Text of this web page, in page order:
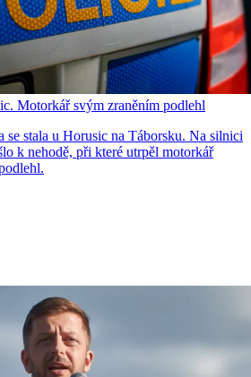
Motorkář svým zraněním podlehl
se stala u Horusic na Táborsku. Na silnici
k nehodě, při které utrpěl motorkář